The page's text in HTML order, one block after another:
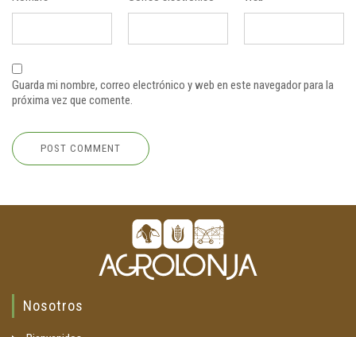
Guarda mi nombre, correo electrónico y web en este navegador para la
próxima vez que comente.
POST COMMENT
Nosotros